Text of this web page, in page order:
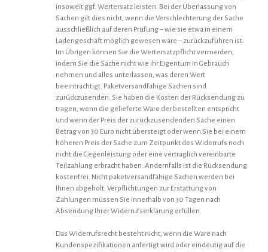
insoweit ggf. Wertersatz leisten. Bei der Überlassung von
Sachen gilt dies nicht, wenn die Verschlechterung der Sache
ausschließlich auf deren Prüfung – wie sie etwa in einem
Ladengeschäft möglich gewesen wäre – zurückzuführen ist.
Im Übrigen können Sie die Wertersatzpflicht vermeiden,
indem Sie die Sache nicht wie ihr Eigentum in Gebrauch
nehmen und alles unterlassen, was deren Wert
beeinträchtigt. Paketversandfähige Sachen sind
zurückzusenden. Sie haben die Kosten der Rücksendung zu
tragen, wenn die gelieferte Ware der bestellten entspricht
und wenn der Preis der zurückzusendenden Sache einen
Betrag von 30 Euro nicht übersteigt oder wenn Sie bei einem
höheren Preis der Sache zum Zeitpunkt des Widerrufs noch
nicht die Gegenleistung oder eine vertraglich vereinbarte
Teilzahlung erbracht haben. Andernfalls ist die Rücksendung
kostenfrei. Nicht paketversandfähige Sachen werden bei
Ihnen abgeholt. Verpflichtungen zur Erstattung von
Zahlungen müssen Sie innerhalb von 30 Tagen nach
Absendung Ihrer Widerrufserklärung erfüllen.
Das Widerrufsrecht besteht nicht, wenn die Ware nach
Kundenspezifikationen anfertigt wird oder eindeutig auf die